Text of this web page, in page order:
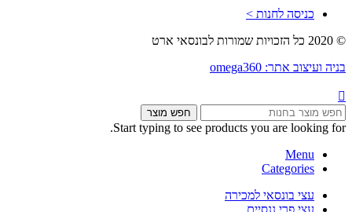
כניסה לחנות >
© 2020 כל הזכויות שמורות לבונסאי ארט
בניה ועיצוב אתר: omega360
חפש מוצר
Start typing to see products you are looking for.
Menu
Categories
עצי בונסאי למכירה
עצי פרי ננסיים